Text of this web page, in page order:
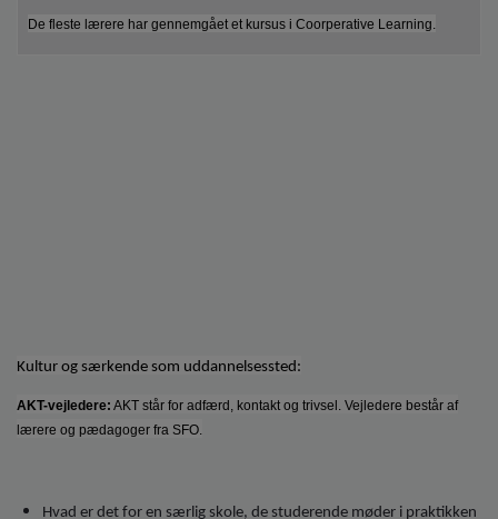
De fleste lærere har gennemgået et kursus i Coorperative Learning.
Kultur og særkende som uddannelsessted:
AKT-vejledere: AKT står for adfærd, kontakt og trivsel. Vejledere består af
lærere og pædagoger fra SFO.
Hvad er det for en særlig skole, de studerende møder i praktikken